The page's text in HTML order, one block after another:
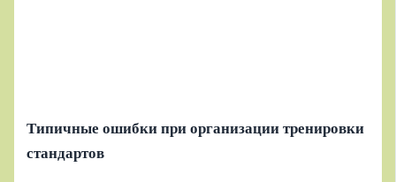
Типичные ошибки при организации тренировки
стандартов